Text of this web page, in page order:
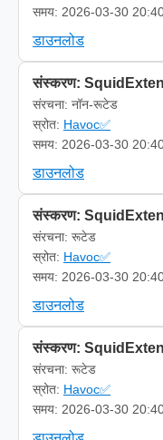
समय: 2026-03-30
डाउनलोड
संस्करण:
संरचना: नॉन-रूटेड
स्रोत: Havoc✅
समय: 2026-03-30
डाउनलोड
संस्करण:
संरचना: रूटेड
स्रोत: Havoc✅
समय: 2026-03-30
डाउनलोड
संस्करण:
संरचना: रूटेड
स्रोत: Havoc✅
समय: 2026-03-30